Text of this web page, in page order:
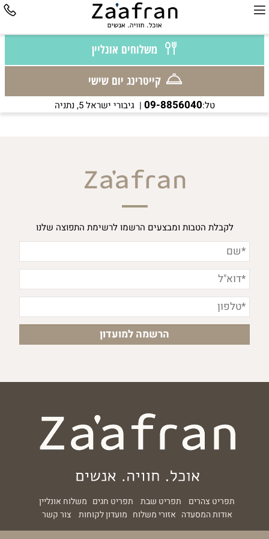
משלוחים אונליין
קייטרינג יום שישי
טל:09-8856040 | גיבורי ישראל 5, נתניה
לקבלת הטבות ומבצעים הרשמו לרשימת התפוצה שלנו
תפריט צהרים תפריט שבת תפריט חגים משלוח אונליין
אודות המסעדה אזורי משלוח מועדון לקוחות צור קשר